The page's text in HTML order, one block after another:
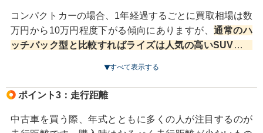
成したハイブリッド車ですが、こちらはもともと新車の
販売価格が高いため流通台数が少ないという点も高騰化
の一因となっています。
一方でライズ全体の需要が多いため、ガソリン車も同様
に高値で取引されています。中古車の平均価格を見てみ
れば、とても6年落ちのコンパクトカーの相場とは思えな
い金額が表示されます。 なかでも一番流通台数が多く人
コンパクトカーの場合、1年経過するごとに買取相場は数
万円から10万円程度下がる傾向にありますが、 通常のハ
ッチバック型と比較すればライズは人気の高いSUVとい
改良された2021年式以降のモデルが買取では有利な傾向
ば、なるべく新しい年式のモデルを選ぶことをおすすめ
すべて表示する
ポイント3：走行距離
中古車を買う際、年式とともに多くの人が注目するのが